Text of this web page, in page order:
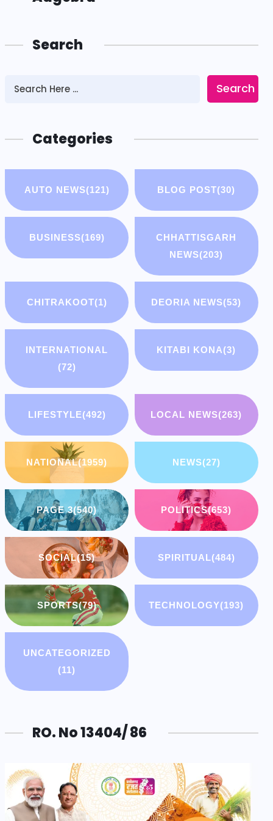
Search
Search
Categories
AUTO NEWS(121) BLOG POST(30)
BUSINESS(169)
CHHATTISGARH
NEWS(203)
CHITRAKOOT(1) DEORIA NEWS(53)
INTERNATIONAL
(72)
KITABI KONA(3)
LIFESTYLE(492) LOCAL NEWS(263)
NATIONAL(1959) NEWS(27)
PAGE 3(540) POLITICS(653)
SOCIAL(15) SPIRITUAL(484)
SPORTS(79) TECHNOLOGY(193)
UNCATEGORIZED
(11)
RO. No 13404/ 86